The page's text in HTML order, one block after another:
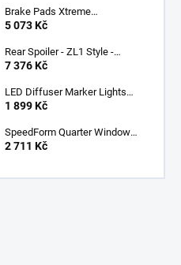
Brake Pads Xtreme
Performance ECE R90
(DB9021XP)
5 073 Kč
Rear Spoiler - ZL1 Style -
Gloss Black (CAMARO 16-23)
7 376 Kč
LED Diffuser Marker Lights
(CHALLENGER 15-23)
1 899 Kč
SpeedForm Quarter Window
Louvers - Gloss Black
2 711 Kč